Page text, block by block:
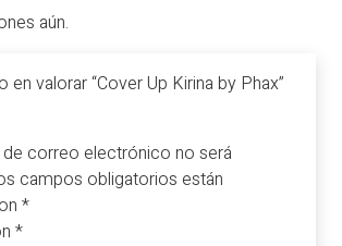
aún.
en valorar “Cover Up Kirina by Phax”
correo electrónico no será
campos obligatorios están
*
*